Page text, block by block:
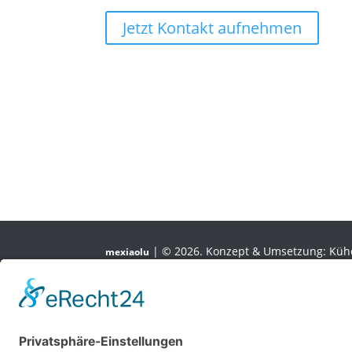
Jetzt Kontakt aufnehmen
mexiaolu | © 2026. Konzept & Umsetzung:
Folgen
Folgen